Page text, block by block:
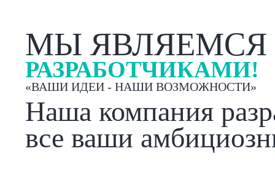
МЫ ЯВЛЯЕМСЯ
РАЗРАБОТЧИКАМИ!
«ВАШИ ИДЕИ - НАШИ ВОЗМОЖНОСТИ»
Наша компания
все ваши